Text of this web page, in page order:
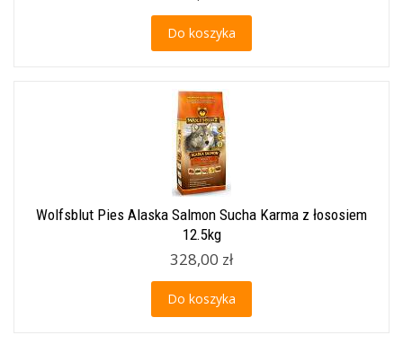
Do koszyka
Wolfsblut Pies Alaska Salmon Sucha Karma z łososiem
12.5kg
328,00 zł
Do koszyka